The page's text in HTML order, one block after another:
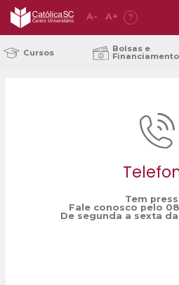
A- A+ ?
Cursos Bolsas e
Tem
Fale conosco pelo
De segunda a sexta